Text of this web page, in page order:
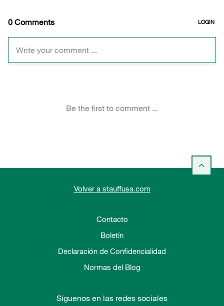
Volver a stauffusa.com
Contacto
Boletín
Declaración de Confidencialidad
Normas del Blog
Síguenos en las redes sociales